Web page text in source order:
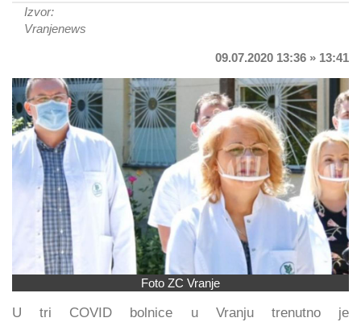
Izvor:
Vranjenews
09.07.2020 13:36 » 13:41
Foto ZC Vranje
U tri COVID bolnice u Vranju trenutno je